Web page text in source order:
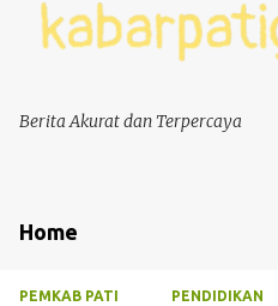
Berita Akurat dan Terpercaya
Home
PEMKAB PATI PENDIDIKAN